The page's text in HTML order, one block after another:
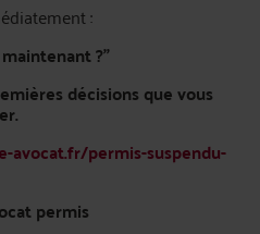
:
?”
décisions que vous
avocat.fr/permis-suspendu-
permis